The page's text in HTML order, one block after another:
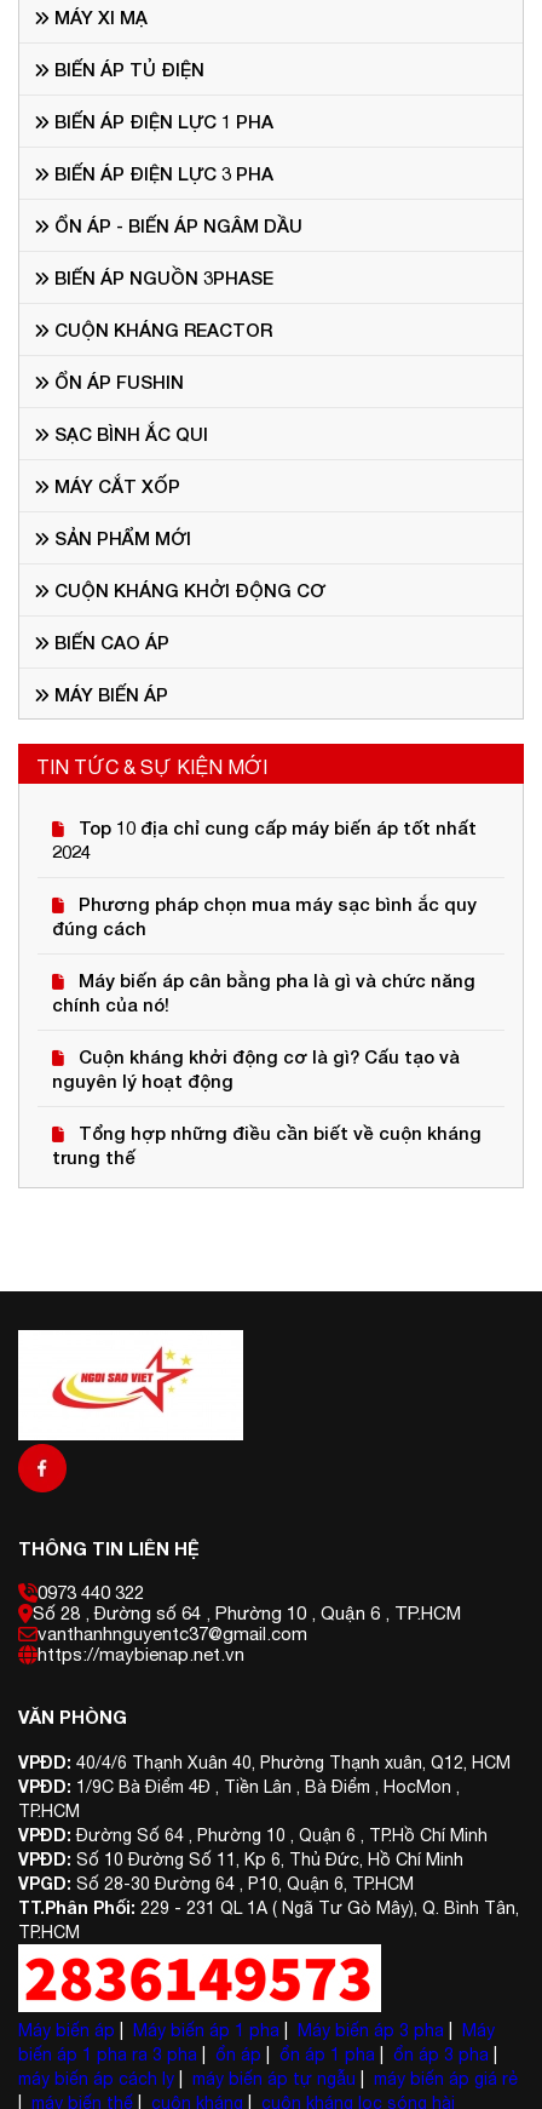
MÁY XI MẠ
BIẾN ÁP TỦ ĐIỆN
BIẾN ÁP ĐIỆN LỰC 1 PHA
BIẾN ÁP ĐIỆN LỰC 3 PHA
ỔN ÁP - BIẾN ÁP NGÂM DẦU
BIẾN ÁP NGUỒN 3PHASE
CUỘN KHÁNG REACTOR
ỔN ÁP FUSHIN
SẠC BÌNH ẮC QUI
MÁY CẮT XỐP
SẢN PHẨM MỚI
CUỘN KHÁNG KHỞI ĐỘNG CƠ
BIẾN CAO ÁP
MÁY BIẾN ÁP
TIN TỨC & SỰ KIỆN MỚI
Top 10 địa chỉ cung cấp máy biến áp tốt nhất
2024
Phương pháp chọn mua máy sạc bình ắc quy
đúng cách
Máy biến áp cân bằng pha là gì và chức năng
chính của nó!
Cuộn kháng khởi động cơ là gì? Cấu tạo và
nguyên lý hoạt động
Tổng hợp những điều cần biết về cuộn kháng
trung thế
THÔNG TIN LIÊN HỆ
0973 440 322
Số 28 , Đường số 64 , Phường 10 , Quận 6 , TP.HCM
vanthanhnguyentc37@gmail.com
https://maybienap.net.vn
VĂN PHÒNG
VPĐD: 40/4/6 Thạnh Xuân 40, Phường Thạnh xuân, Q12, HCM
VPĐD: 1/9C Bà Điểm 4Đ , Tiền Lân , Bà Điểm , HocMon ,
TP.HCM
VPĐD: Đường Số 64 , Phường 10 , Quận 6 , TP.Hồ Chí Minh
VPĐD: Số 10 Đường Số 11, Kp 6, Thủ Đức, Hồ Chí Minh
VPGD: Số 28-30 Đường 64 , P10, Quận 6, TP.HCM
TT.Phân Phối: 229 - 231 QL 1A ( Ngã Tư Gò Mây), Q. Bình Tân,
TP.HCM
Máy biến áp Máy biến áp 1 pha Máy biến áp 3 pha
Máy
biến áp 1 pha ra 3 pha
ổn áp ổn áp 1 pha ổn áp 3 pha
máy biến áp cách ly
máy biến áp tự ngẫu
máy biến áp giá rẻ
máy biến thế cuộn kháng cuộn kháng lọc sóng hài